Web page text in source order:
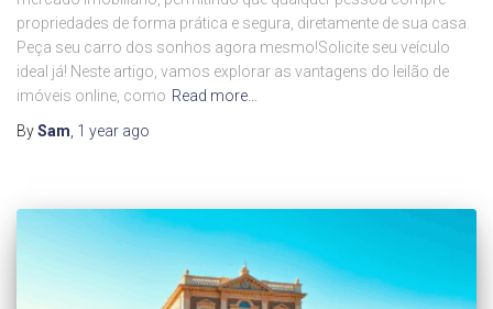
propriedades de forma prática e segura, diretamente de sua casa.
Peça seu carro dos sonhos agora mesmo!Solicite seu veículo
ideal já! Neste artigo, vamos explorar as vantagens do leilão de
imóveis online, como Read more…
BySam 1 year ago